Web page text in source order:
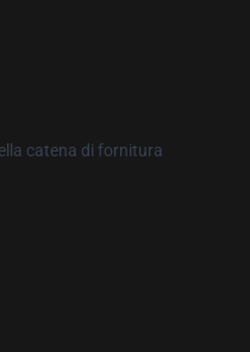
catena di fornitura